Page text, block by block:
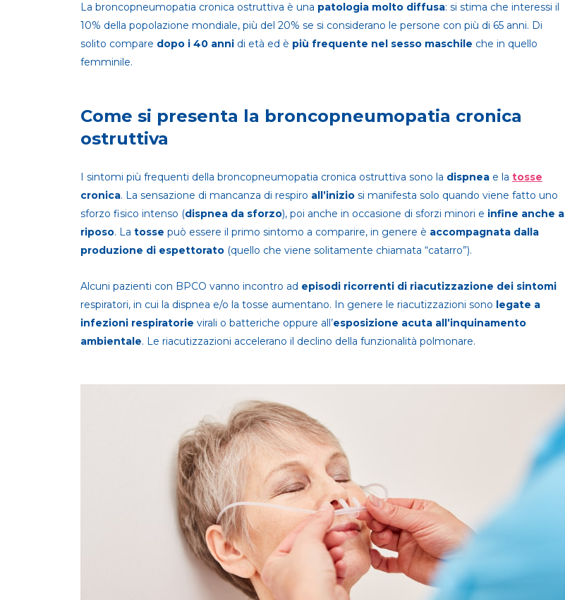
La broncopneumopatia cronica ostruttiva è una patologia molto diffusa: si stima che interessi il
10% della popolazione mondiale, più del 20% se si considerano le persone con più di 65 anni. Di
solito compare dopo i 40 anni di età ed è più frequente nel sesso maschile che in quello
femminile.
Come si presenta la broncopneumopatia cronica
ostruttiva
I sintomi più frequenti della broncopneumopatia cronica ostruttiva sono la dispnea e la tosse
cronica. La sensazione di mancanza di respiro all’inizio si manifesta solo quando viene fatto uno
sforzo fisico intenso (dispnea da sforzo), poi anche in occasione di sforzi minori e infine anche a
riposo. La tosse può essere il primo sintomo a comparire, in genere è accompagnata dalla
produzione di espettorato (quello che viene solitamente chiamata “catarro”).
Alcuni pazienti con BPCO vanno incontro ad episodi ricorrenti di riacutizzazione dei sintomi
respiratori, in cui la dispnea e/o la tosse aumentano. In genere le riacutizzazioni sono legate a
infezioni respiratorie virali o batteriche oppure all’esposizione acuta all’inquinamento
ambientale. Le riacutizzazioni accelerano il declino della funzionalità polmonare.